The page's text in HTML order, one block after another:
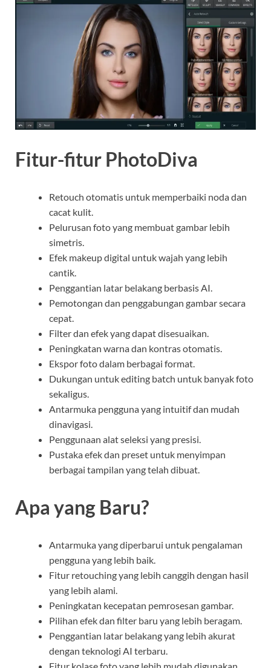
Fitur-fitur PhotoDiva
Retouch otomatis untuk memperbaiki noda dan
cacat kulit.
Pelurusan foto yang membuat gambar lebih
simetris.
Efek makeup digital untuk wajah yang lebih
cantik.
Penggantian latar belakang berbasis AI.
Pemotongan dan penggabungan gambar secara
cepat.
Filter dan efek yang dapat disesuaikan.
Peningkatan warna dan kontras otomatis.
Ekspor foto dalam berbagai format.
Dukungan untuk editing batch untuk banyak foto
sekaligus.
Antarmuka pengguna yang intuitif dan mudah
dinavigasi.
Penggunaan alat seleksi yang presisi.
Pustaka efek dan preset untuk menyimpan
berbagai tampilan yang telah dibuat.
Apa yang Baru?
Antarmuka yang diperbarui untuk pengalaman
pengguna yang lebih baik.
Fitur retouching yang lebih canggih dengan hasil
yang lebih alami.
Peningkatan kecepatan pemrosesan gambar.
Pilihan efek dan filter baru yang lebih beragam.
Penggantian latar belakang yang lebih akurat
dengan teknologi AI terbaru.